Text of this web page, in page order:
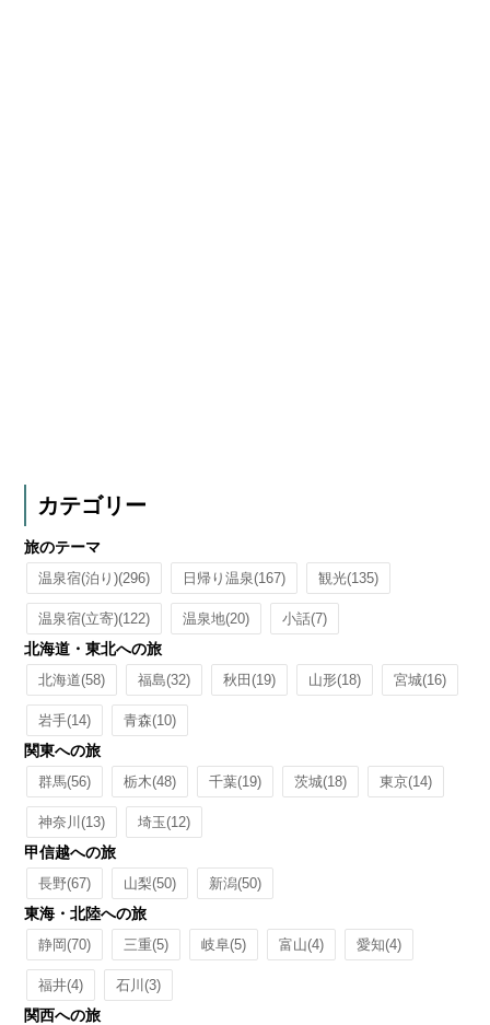
カテゴリー
旅のテーマ
温泉宿(泊り)(296) 日帰り温泉(167) 観光(135)
温泉宿(立寄)(122) 温泉地(20) 小話(7)
北海道・東北への旅
北海道(58) 福島(32) 秋田(19) 山形(18) 宮城(16)
岩手(14) 青森(10)
関東への旅
群馬(56) 栃木(48) 千葉(19) 茨城(18) 東京(14)
神奈川(13) 埼玉(12)
甲信越への旅
長野(67) 山梨(50) 新潟(50)
東海・北陸への旅
静岡(70) 三重(5) 岐阜(5) 富山(4) 愛知(4)
福井(4) 石川(3)
関西への旅